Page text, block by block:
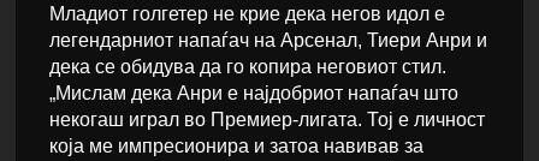
Младиот голгетер не крие дека негов идол е
легендарниот напаѓач на Арсенал, Тиери Анри и
дека се обидува да го копира неговиот стил.
„Мислам дека Анри е најдобриот напаѓач што
некогаш играл во Премиер-лигата. Тој е личност
која ме импресионира и затоа навивав за